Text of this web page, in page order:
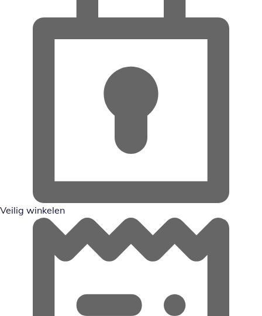
Veilig winkelen